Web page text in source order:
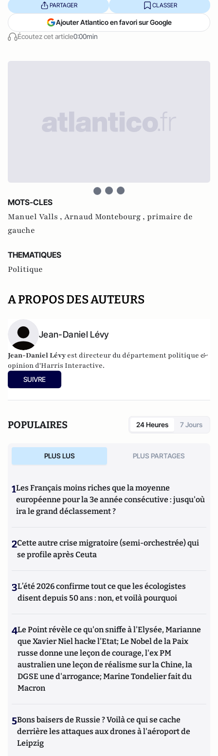
Écoutez cet article0:00min
PARTAGER CLASSER
Ajouter Atlantico en favori sur Google
MOTS-CLES
Manuel Valls , Arnaud Montebourg , primaire de
gauche
THEMATIQUES
Politique
A PROPOS DES AUTEURS
Jean-Daniel Lévy
Jean-Daniel Lévy est directeur du département politique &
opinion d'Harris Interactive.
SUIVRE
POPULAIRES 24 Heures 7 Jours
PLUS LUS PLUS PARTAGES
1Les Français moins riches que la moyenne
européenne pour la 3e année consécutive : jusqu'où
ira le grand déclassement ?
2Cette autre crise migratoire (semi-orchestrée) qui
se profile après Ceuta
3L’été 2026 confirme tout ce que les écologistes
disent depuis 50 ans : non, et voilà pourquoi
4Le Point révèle ce qu'on sniffe à l'Elysée, Marianne
que Xavier Niel hacke l'Etat; Le Nobel de la Paix
russe donne une leçon de courage, l'ex PM
australien une leçon de réalisme sur la Chine, la
DGSE une d'arrogance; Marine Tondelier fait du
Macron
5Bons baisers de Russie ? Voilà ce qui se cache
derrière les attaques aux drones à l'aéroport de
Leipzig